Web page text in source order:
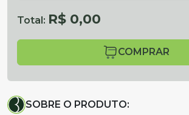
Total: R$ 0,00
COMPRAR
SOBRE O PRODUTO: